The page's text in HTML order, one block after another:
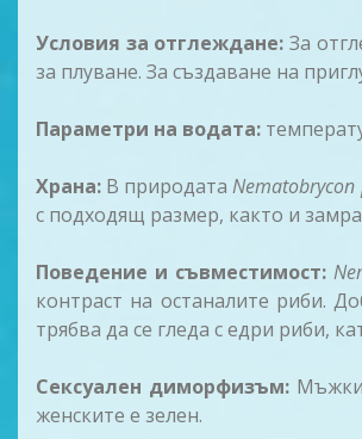
Условия за отглеждане: За
за плуване. За създаване на
Параметри на водата:
Храна: В природата
с подходящ размер, както и
Поведение и съвместимост:
контраст на останалите риби.
трябва да се гледа с едри риби,
Сексуален диморфизъм:
женските е зелен.